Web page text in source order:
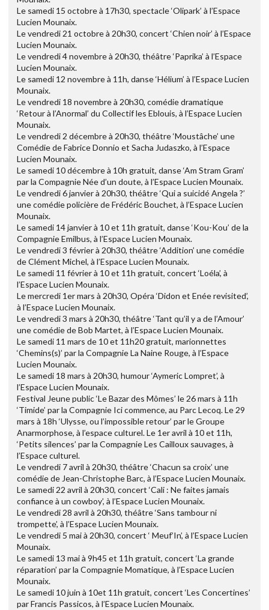
Le samedi 15 octobre à 17h30, spectacle ‘Olipark’ à l’Espace
Lucien Mounaix.
Le vendredi 21 octobre à 20h30, concert ‘Chien noir’ à l’Espace
Lucien Mounaix.
Le vendredi 4 novembre à 20h30, théâtre ‘Paprika’ à l’Espace
Lucien Mounaix.
Le samedi 12 novembre à 11h, danse ‘Hélium’ à l’Espace Lucien
Mounaix.
Le vendredi 18 novembre à 20h30, comédie dramatique
‘Retour à l’Anormal’ du Collectif les Eblouis, à l’Espace Lucien
Mounaix.
Le vendredi 2 décembre à 20h30, théâtre ‘Moustâche’ une
Comédie de Fabrice Donnio et Sacha Judaszko, à l’Espace
Lucien Mounaix.
Le samedi 10 décembre à 10h gratuit, danse ‘Am Stram Gram’
par la Compagnie Née d’un doute, à l’Espace Lucien Mounaix.
Le vendredi 6 janvier à 20h30, théâtre ‘Qui a suicidé Angela ?’
une comédie policière de Frédéric Bouchet, à l’Espace Lucien
Mounaix.
Le samedi 14 janvier à 10 et 11h gratuit, danse ‘Kou-Kou’ de la
Compagnie Emilbus, à l’Espace Lucien Mounaix.
Le vendredi 3 février à 20h30, théâtre ‘Addition’ une comédie
de Clément Michel, à l’Espace Lucien Mounaix.
Le samedi 11 février à 10 et 11h gratuit, concert ‘Loéla’, à
l’Espace Lucien Mounaix.
Le mercredi 1er mars à 20h30, Opéra ‘Didon et Enée revisited’,
à l’Espace Lucien Mounaix.
Le vendredi 3 mars à 20h30, théâtre ‘Tant qu’il y a de l’Amour’
une comédie de Bob Martet, à l’Espace Lucien Mounaix.
Le samedi 11 mars de 10 et 11h20 gratuit, marionnettes
‘Chemins(s)’ par la Compagnie La Naine Rouge, à l’Espace
Lucien Mounaix.
Le samedi 18 mars à 20h30, humour ‘Aymeric Lompret’, à
l’Espace Lucien Mounaix.
Festival Jeune public ‘Le Bazar des Mômes’ le 26 mars à 11h
‘Timide’ par la Compagnie Ici commence, au Parc Lecoq. Le 29
mars à 18h ‘Ulysse, ou l’impossible retour’ par le Groupe
Anarmorphose, à l’espace culturel. Le 1er avril à 10 et 11h,
‘Petits silences’ par la Compagnie Les Cailloux sauvages, à
l’Espace culturel.
Le vendredi 7 avril à 20h30, théâtre ‘Chacun sa croix’ une
comédie de Jean-Christophe Barc, à l’Espace Lucien Mounaix.
Le samedi 22 avril à 20h30, concert ‘Cali : Ne faites jamais
confiance à un cowboy’, à l’Espace Lucien Mounaix.
Le vendredi 28 avril à 20h30, théâtre ‘Sans tambour ni
trompette’, à l’Espace Lucien Mounaix.
Le vendredi 5 mai à 20h30, concert ‘ Meuf’In’, à l’Espace Lucien
Mounaix.
Le samedi 13 mai à 9h45 et 11h gratuit, concert ‘La grande
réparation’ par la Compagnie Momatique, à l’Espace Lucien
Mounaix.
Le samedi 10 juin à 10et 11h gratuit, concert ‘Les Concertines’
par Francis Passicos, à l’Espace Lucien Mounaix.